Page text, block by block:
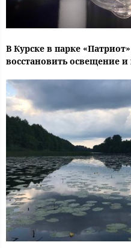
В Курске в парке
восстановить освещение